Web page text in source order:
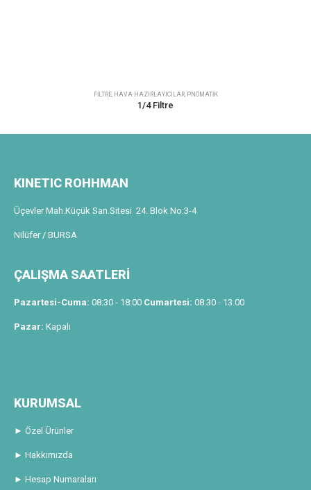
FILTRE, HAVA HAZIRLAYICILAR, PNÖMATIK
1/4 Filtre
KINETIC ROHHMAN
Üçevler Mah.Küçük San.Sitesi 24. Blok No:3-4
Nilüfer / BURSA
ÇALIŞMA SAATLERİ
Pazartesi-Cuma: 08:30 - 18:00 Cumartesi: 08.30 - 13.00
Pazar: Kapalı
KURUMSAL
► Özel Ürünler
► Hakkımızda
► Hesap Numaraları